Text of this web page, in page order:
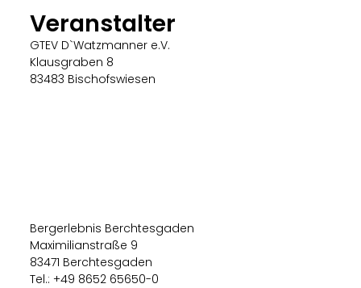
Veranstalter
GTEV D`Watzmanner e.V.
Klausgraben 8
83483 Bischofswiesen
Bergerlebnis Berchtesgaden
Maximilianstraße 9
83471 Berchtesgaden
Tel.: +49 8652 65650-0